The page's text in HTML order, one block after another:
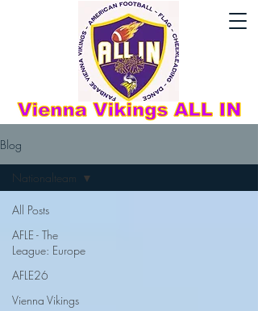
Blog
All Posts
AFLE - The
League: Europe
AFLE26
Vienna Vikings
Nationalteam